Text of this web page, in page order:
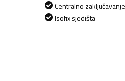
Centralno zaključavanje
Isofix sjedišta